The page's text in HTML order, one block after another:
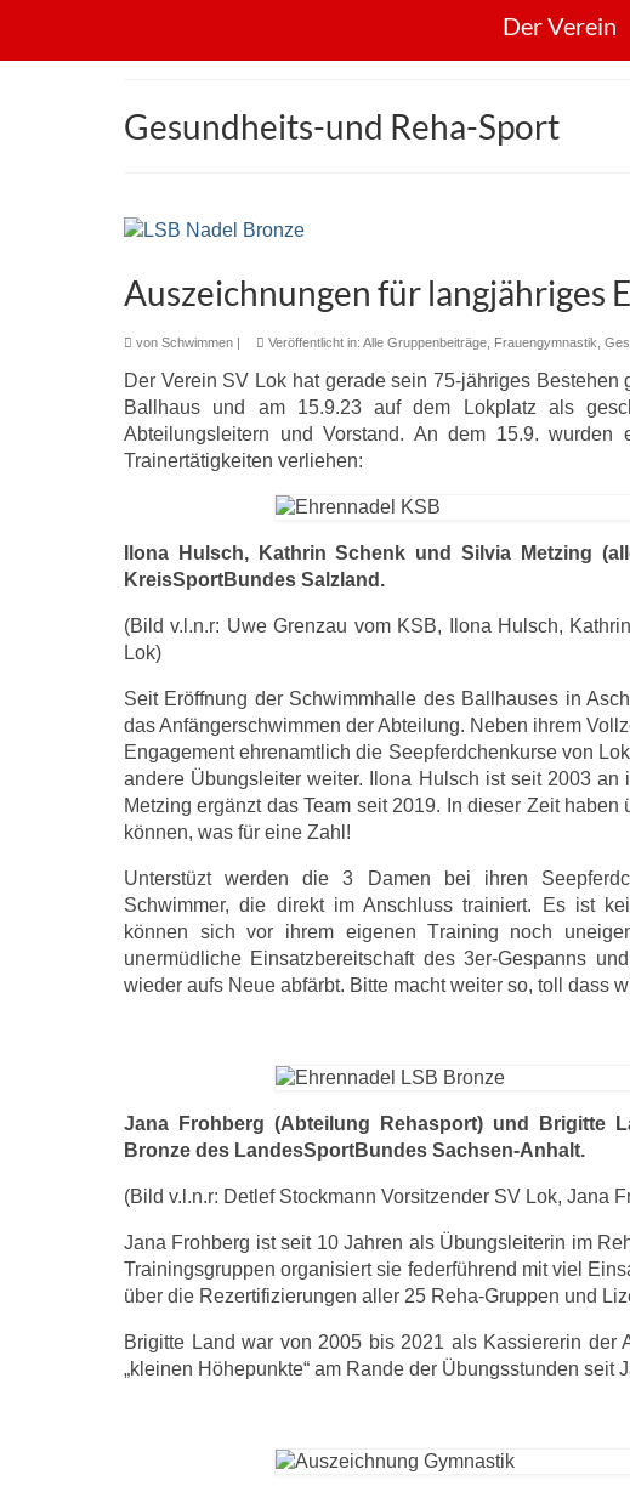
Der Verein
Gesundheits-und Reha-Sport
Auszeichnungen für langjähriges
von Schwimmen | Veröffentlicht in: Alle Gruppenbeiträge Frauengymnastik
Der Verein SV Lok hat gerade sein 75-jähriges
Ballhaus und am 15.9.23 auf dem Lokplatz als
Abteilungsleitern und Vorstand. An dem 15.9. wurden
Trainertätigkeiten verliehen:
Ilona Hulsch, Kathrin Schenk und Silvia Metzing
KreisSportBundes Salzland.
(Bild v.l.n.r: Uwe Grenzau vom KSB, Ilona Hulsch,
Lok)
Seit Eröffnung der Schwimmhalle des Ballhauses in
das Anfängerschwimmen der Abteilung. Neben ihrem
Engagement ehrenamtlich die Seepferdchenkurse von
andere Übungsleiter weiter. Ilona Hulsch ist seit 2003
Metzing ergänzt das Team seit 2019. In dieser Zeit
können, was für eine Zahl!
Unterstüzt werden die 3 Damen bei ihren
Schwimmer, die direkt im Anschluss trainiert. Es ist
können sich vor ihrem eigenen Training noch
unermüdliche Einsatzbereitschaft des 3er-Gespanns
wieder aufs Neue abfärbt. Bitte macht weiter so, toll dass
Jana Frohberg (Abteilung Rehasport) und Brigitte
Bronze des LandesSportBundes Sachsen-Anhalt.
(Bild v.l.n.r: Detlef Stockmann Vorsitzender SV Lok, Jana
Jana Frohberg ist seit 10 Jahren als Übungsleiterin im
Trainingsgruppen organisiert sie federführend mit viel
über die Rezertifizierungen aller 25 Reha-Gruppen und
Brigitte Land war von 2005 bis 2021 als Kassiererin der
„kleinen Höhepunkte“ am Rande der Übungsstunden seit